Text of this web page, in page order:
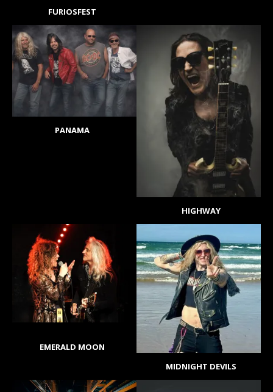
FURIOSFEST
PANAMA
HIGHWAY
EMERALD MOON
MIDNIGHT DEVILS